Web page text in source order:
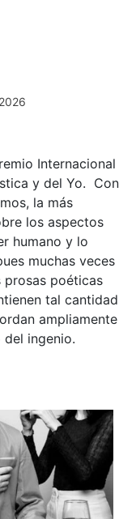
Internacional
y del Yo. Con
la más
los aspectos
humano y lo
muchas veces
prosas poéticas
tal cantidad
ampliamente
ingenio.